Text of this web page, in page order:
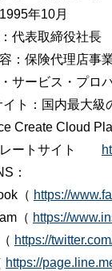
年10月
：代表取締役社
：保険代理店事
サービス・プロ
イト：国内最大
Create Cloud
レートサイト
：
（ https://
（ https://
https://
https://